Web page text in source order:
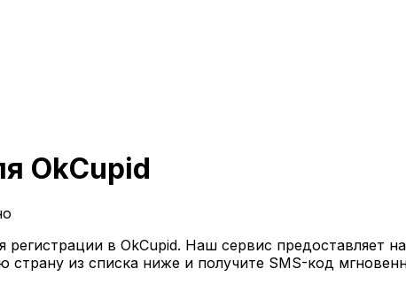
OkCupid
регистрации в OkCupid. Наш сервис предоставляет
страну из списка ниже и получите SMS-код